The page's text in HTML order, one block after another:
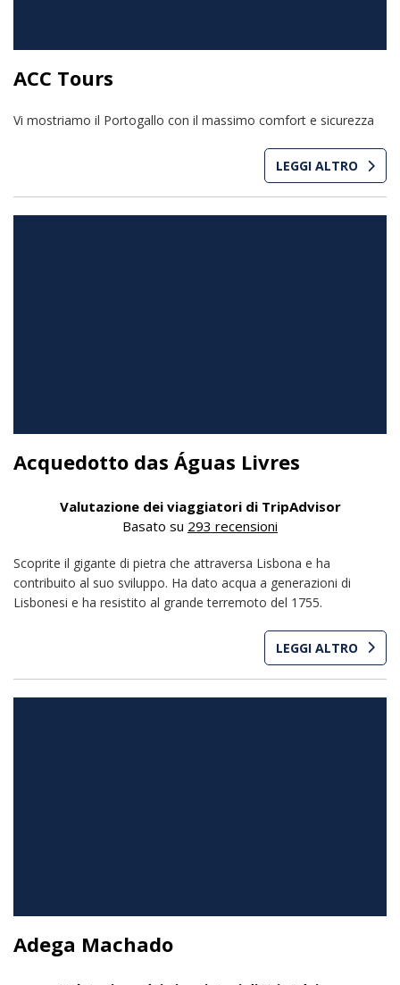
ACC Tours
Vi mostriamo il Portogallo con il massimo comfort e sicurezza
LEGGI ALTRO
Acquedotto das Águas Livres
Valutazione dei viaggiatori di TripAdvisor
Basato su 293 recensioni
Scoprite il gigante di pietra che attraversa Lisbona e ha
contribuito al suo sviluppo. Ha dato acqua a generazioni di
Lisbonesi e ha resistito al grande terremoto del 1755.
LEGGI ALTRO
Adega Machado